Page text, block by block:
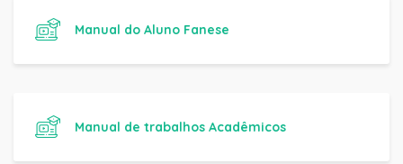
Manual do Aluno Fanese
Manual de trabalhos Acadêmicos